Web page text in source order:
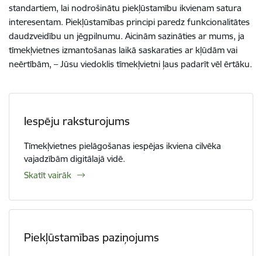
standartiem, lai nodrošinātu piekļūstamību ikvienam satura
interesentam. Piekļūstamības principi paredz funkcionalitātes
daudzveidību un jēgpilnumu. Aicinām sazināties ar mums, ja
tīmekļvietnes izmantošanas laikā saskaraties ar kļūdām vai
neērtībām, – Jūsu viedoklis tīmekļvietni ļaus padarīt vēl ērtāku.
Iespēju raksturojums
Tīmekļvietnes pielāgošanas iespējas ikviena cilvēka
vajadzībām digitālajā vidē.
Skatīt vairāk
Piekļūstamības paziņojums